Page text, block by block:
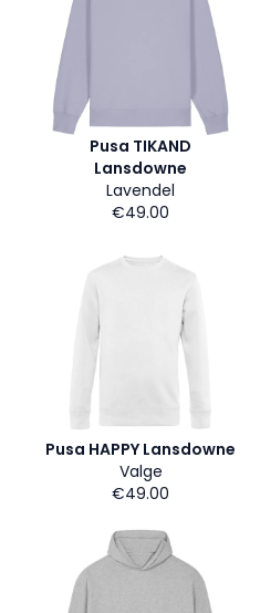
Pusa TIKAND
Lansdowne
Lavendel
€49.00
Pusa HAPPY Lansdowne
Valge
€49.00